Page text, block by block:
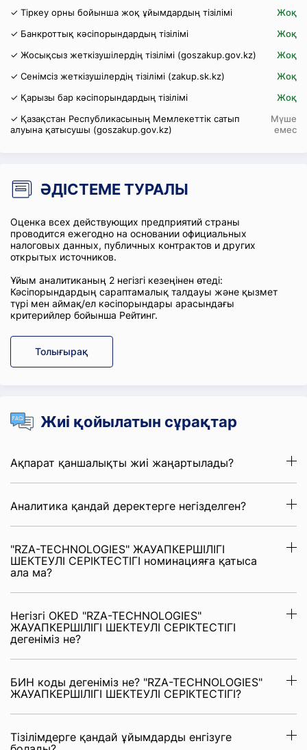
✓ Тіркеу орны бойынша жоқ ұйымдардың тізілімі
Жоқ
✓ Банкроттық кәсіпорындардың тізілімі
Жоқ
✓ Жосықсыз жеткізушілердің тізілімі (goszakup.gov.kz)
Жоқ
✓ Сенімсіз жеткізушілердің тізілімі (zakup.sk.kz)
Жоқ
✓ Қарызы бар кәсіпорындардың тізілімі
Жоқ
✓ Қазақстан Республикасының Мемлекеттік сатып
алуына қатысушы (goszakup.gov.kz)
Мүше
емес
ӘДІСТЕМЕ ТУРАЛЫ
Оценка всех действующих предприятий страны
проводится ежегодно на основании официальных
налоговых данных, публичных контрактов и других
открытых источников.
Ұйым аналитиканың 2 негізгі кезеңінен өтеді:
Кәсіпорындардың сараптамалық талдауы және қызмет
түрі мен аймақ/ел кәсіпорындары арасындағы
критерийлер бойынша Рейтинг.
Толығырақ
Жиі қойылатын сұрақтар
Ақпарат қаншалықты жиі жаңартылады?
Аналитика қандай деректерге негізделген?
"RZA-TECHNOLOGIES" ЖАУАПКЕРШІЛІГІ
ШЕКТЕУЛІ СЕРІКТЕСТІГІ номинацияға қатыса
ала ма?
Негізгі OKED "RZA-TECHNOLOGIES"
ЖАУАПКЕРШІЛІГІ ШЕКТЕУЛІ СЕРІКТЕСТІГІ
дегеніміз не?
БИН коды дегеніміз не? "RZA-TECHNOLOGIES"
ЖАУАПКЕРШІЛІГІ ШЕКТЕУЛІ СЕРІКТЕСТІГІ?
Тізілімдерге қандай ұйымдарды енгізуге